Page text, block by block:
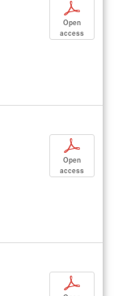
p
Open
access
p
Open
access
p